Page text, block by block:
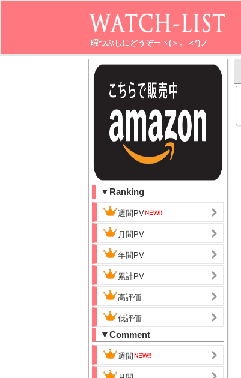
暇つぶしにどうぞーヽ(＞。＜*)ノ
▼Ranking
週間PV
月間PV
年間PV
累計PV
高評価
低評価
▼Comment
週間